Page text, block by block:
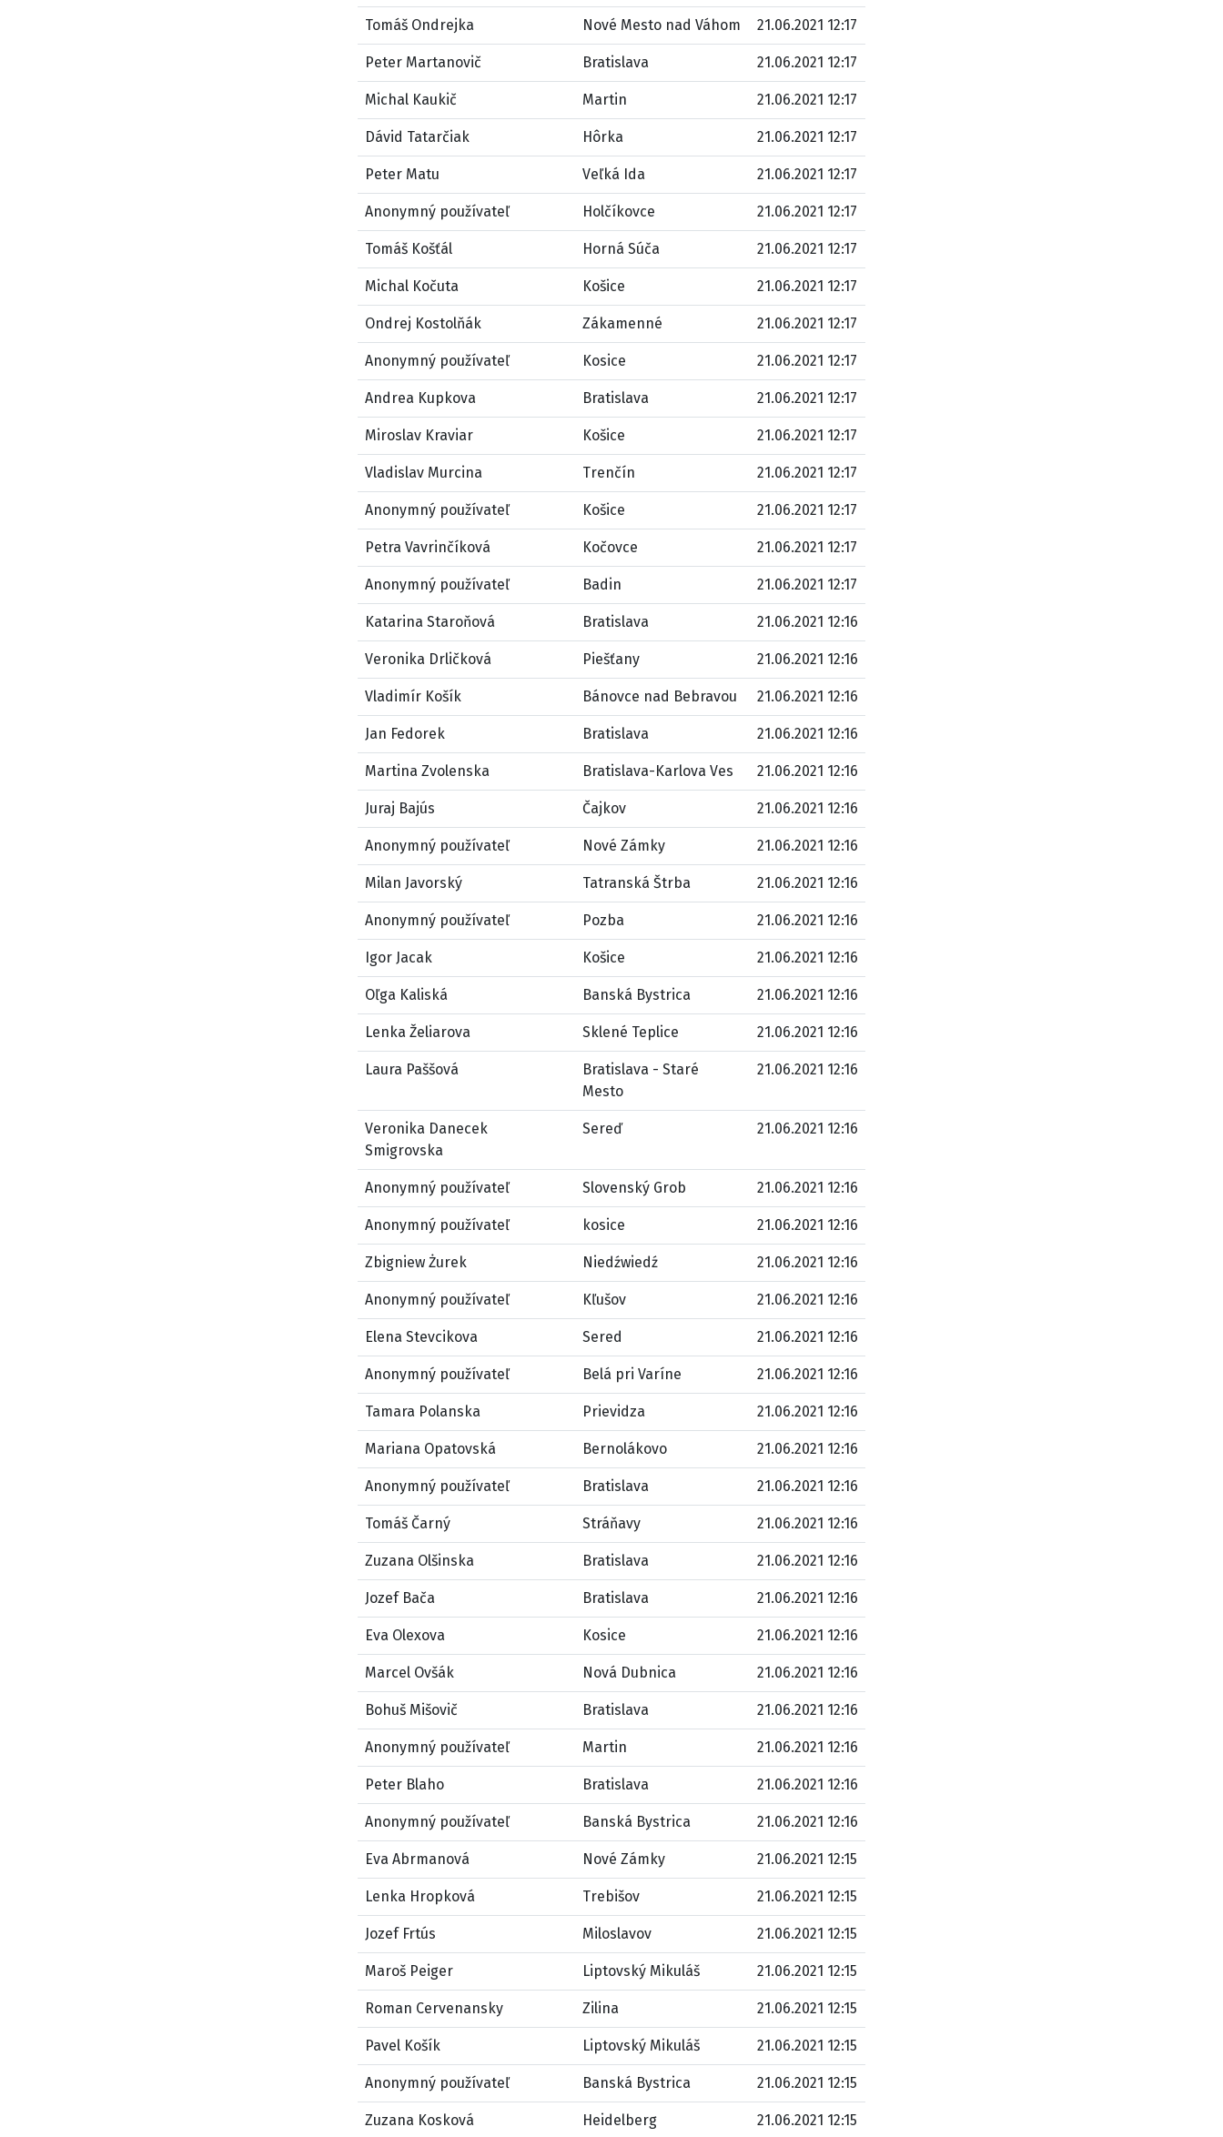
Tomáš Ondrejka Nové Mesto nad Váhom 21.06.2021 12:17
Peter Martanovič Bratislava 21.06.2021 12:17
Michal Kaukič Martin 21.06.2021 12:17
Dávid Tatarčiak Hôrka 21.06.2021 12:17
Peter Matu Veľká Ida 21.06.2021 12:17
Anonymný používateľ Holčíkovce 21.06.2021 12:17
Tomáš Košťál Horná Súča 21.06.2021 12:17
Michal Kočuta Košice 21.06.2021 12:17
Ondrej Kostolňák Zákamenné 21.06.2021 12:17
Anonymný používateľ Kosice 21.06.2021 12:17
Andrea Kupkova Bratislava 21.06.2021 12:17
Miroslav Kraviar Košice 21.06.2021 12:17
Vladislav Murcina Trenčín 21.06.2021 12:17
Anonymný používateľ Košice 21.06.2021 12:17
Petra Vavrinčíková Kočovce 21.06.2021 12:17
Anonymný používateľ Badin 21.06.2021 12:17
Katarina Staroňová Bratislava 21.06.2021 12:16
Veronika Drličková Piešťany 21.06.2021 12:16
Vladimír Košík Bánovce nad Bebravou 21.06.2021 12:16
Jan Fedorek Bratislava 21.06.2021 12:16
Martina Zvolenska Bratislava-Karlova Ves 21.06.2021 12:16
Juraj Bajús Čajkov 21.06.2021 12:16
Anonymný používateľ Nové Zámky 21.06.2021 12:16
Milan Javorský Tatranská Štrba 21.06.2021 12:16
Anonymný používateľ Pozba 21.06.2021 12:16
Igor Jacak Košice 21.06.2021 12:16
Oľga Kaliská Banská Bystrica 21.06.2021 12:16
Lenka Želiarova Sklené Teplice 21.06.2021 12:16
Laura Paššová
Bratislava - Staré
Mesto
21.06.2021 12:16
Veronika Danecek
Smigrovska
Sereď 21.06.2021 12:16
Anonymný používateľ Slovenský Grob 21.06.2021 12:16
Anonymný používateľ kosice 21.06.2021 12:16
Zbigniew Żurek Niedźwiedź 21.06.2021 12:16
Anonymný používateľ Kľušov 21.06.2021 12:16
Elena Stevcikova Sered 21.06.2021 12:16
Anonymný používateľ Belá pri Varíne 21.06.2021 12:16
Tamara Polanska Prievidza 21.06.2021 12:16
Mariana Opatovská Bernolákovo 21.06.2021 12:16
Anonymný používateľ Bratislava 21.06.2021 12:16
Tomáš Čarný Stráňavy 21.06.2021 12:16
Zuzana Olšinska Bratislava 21.06.2021 12:16
Jozef Bača Bratislava 21.06.2021 12:16
Eva Olexova Kosice 21.06.2021 12:16
Marcel Ovšák Nová Dubnica 21.06.2021 12:16
Bohuš Mišovič Bratislava 21.06.2021 12:16
Anonymný používateľ Martin 21.06.2021 12:16
Peter Blaho Bratislava 21.06.2021 12:16
Anonymný používateľ Banská Bystrica 21.06.2021 12:16
Eva Abrmanová Nové Zámky 21.06.2021 12:15
Lenka Hropková Trebišov 21.06.2021 12:15
Jozef Frtús Miloslavov 21.06.2021 12:15
Maroš Peiger Liptovský Mikuláš 21.06.2021 12:15
Roman Cervenansky Zilina 21.06.2021 12:15
Pavel Košík Liptovský Mikuláš 21.06.2021 12:15
Anonymný používateľ Banská Bystrica 21.06.2021 12:15
Zuzana Kosková Heidelberg 21.06.2021 12:15